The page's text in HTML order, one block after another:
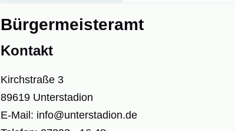
Bürgermeisteramt
Kontakt
Kirchstraße 3
89619 Unterstadion
E-Mail: info@unterstadion.de